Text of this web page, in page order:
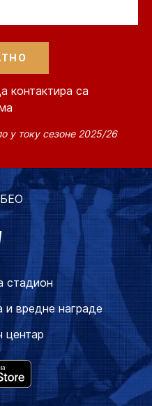
контактира са
у току сезоне 2025/26
стадион
вредне награде
центар